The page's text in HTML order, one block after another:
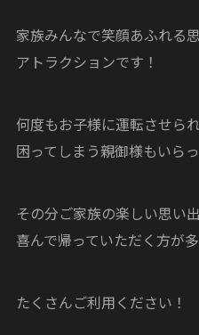
家族みんなで笑顔あふれる
アトラクションです！
何度もお子様に運転させら
困ってしまう親御様もいら
その分ご家族の楽しい思い出
喜んで帰っていただく方が
たくさんご利用ください！